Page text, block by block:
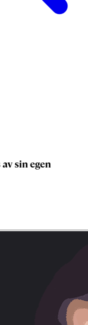
sin egen